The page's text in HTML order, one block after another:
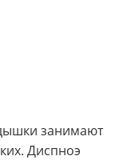
занимают
Диспноэ